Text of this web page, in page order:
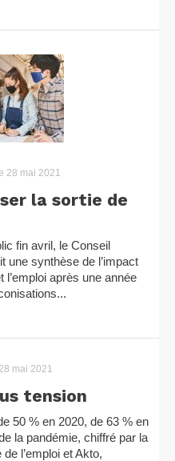
28 mai 2021
la sortie de
fin avril, le Conseil
une synthèse de l’impact
l’emploi après une année
mai 2021
tension
50 % en 2020, de 63 % en
la pandémie, chiffré par la
l’emploi et Akto,